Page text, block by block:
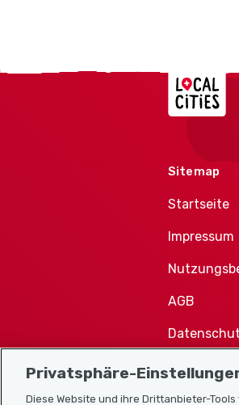
Sitemap
Startseite
Impressum
AGB
Cookie-
Privatsphäre-
Diese Website und ihre Drittanbieter-